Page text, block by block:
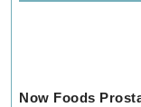
Now Foods